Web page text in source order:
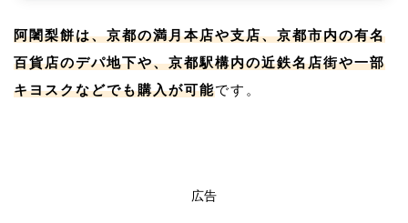
阿闍梨餅は、京都の満月本店や支店、京都市内の有名
百貨店のデパ地下や、京都駅構内の近鉄名店街や一部
キヨスクなどでも購入が可能です。
広告